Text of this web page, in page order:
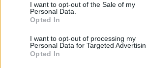
I want to opt-out of the Sale of my
Personal Data.
Opted In
I want to opt-out of processing my
Personal Data for Targeted
Opted In
Θέσεις εργασίας